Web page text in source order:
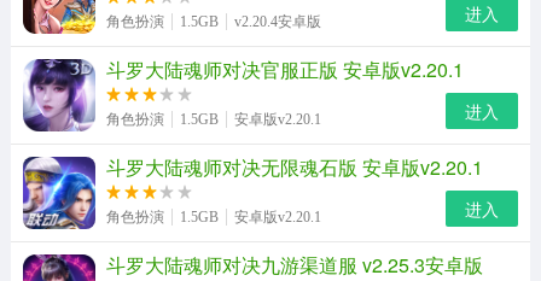
角色扮演 1.5GB v2.20.4安卓版 进入
斗罗大陆魂师对决官服正版 安卓版v2.20.1
角色扮演 1.5GB 安卓版v2.20.1 进入
斗罗大陆魂师对决无限魂石版 安卓版v2.20.1
角色扮演 1.5GB 安卓版v2.20.1 进入
斗罗大陆魂师对决九游渠道服 v2.25.3安卓版